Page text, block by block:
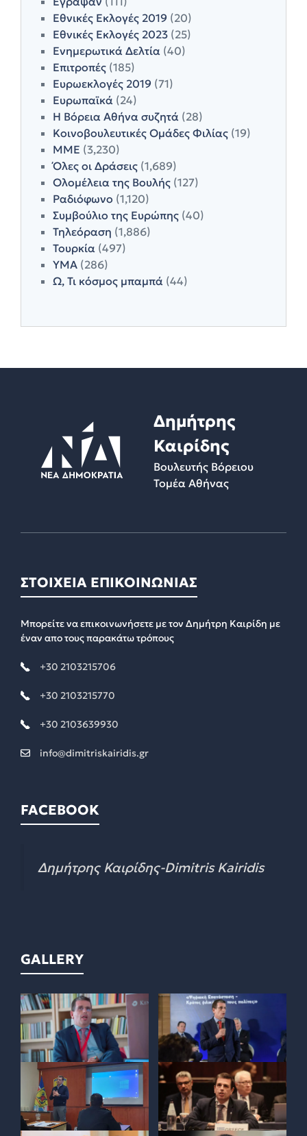
Εθνικές Εκλογές 2019 (20)
Εθνικές Εκλογές 2023 (25)
Ενημερωτικά Δελτία (40)
Επιτροπές (185)
Ευρωεκλογές 2019 (71)
Ευρωπαϊκά (24)
Η Βόρεια Αθήνα συζητά (28)
Κοινοβουλευτικές Ομάδες Φιλίας (19)
ΜΜΕ (3,230)
Όλες οι Δράσεις (1,689)
Ολομέλεια της Βουλής (127)
Ραδιόφωνο (1,120)
Συμβούλιο της Ευρώπης (40)
Τηλεόραση (1,886)
Τουρκία (497)
ΥΜΑ (286)
Ω, Τι κόσμος μπαμπά (44)
Δημήτρης
Καιρίδης
Βουλευτής Βόρειου
Τομέα Αθήνας
ΣΤΟΙΧΕΙΑ ΕΠΙΚΟΙΝΩΝΙΑΣ
Μπορείτε να επικοινωνήσετε με τον Δημήτρη Καιρίδη με
έναν απο τους παρακάτω τρόπους
+30 2103215706
+30 2103215770
+30 2103639930
info@dimitriskairidis.gr
FACEBOOK
Δημήτρης Καιρίδης-Dimitris Kairidis
GALLERY